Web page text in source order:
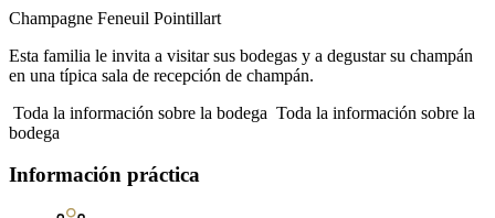
Champagne Feneuil Pointillart
Esta familia le invita a visitar sus bodegas y a degustar su champán
en una típica sala de recepción de champán.
Toda la información sobre la bodega Toda la información sobre la
bodega
Información práctica